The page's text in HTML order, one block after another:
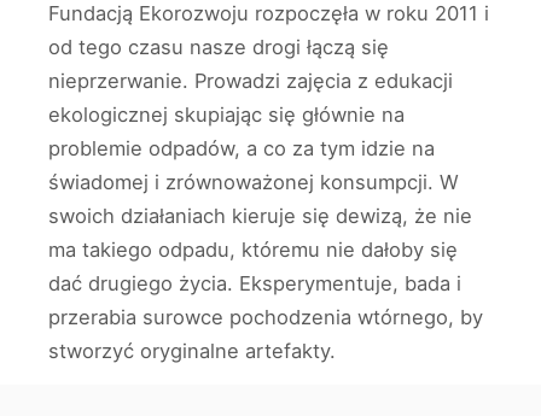
Fundacją Ekorozwoju rozpoczęła w roku 2011 i
od tego czasu nasze drogi łączą się
nieprzerwanie. Prowadzi zajęcia z edukacji
ekologicznej skupiając się głównie na
problemie odpadów, a co za tym idzie na
świadomej i zrównoważonej konsumpcji. W
swoich działaniach kieruje się dewizą, że nie
ma takiego odpadu, któremu nie dałoby się
dać drugiego życia. Eksperymentuje, bada i
przerabia surowce pochodzenia wtórnego, by
stworzyć oryginalne artefakty.